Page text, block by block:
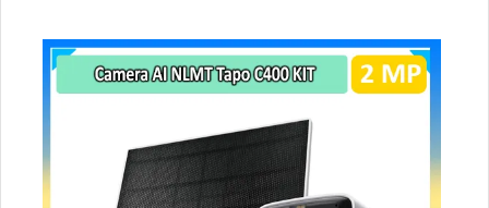
thú cưng, phương tiện, lưu trữ thẻ microSD tối đa 512
GB.